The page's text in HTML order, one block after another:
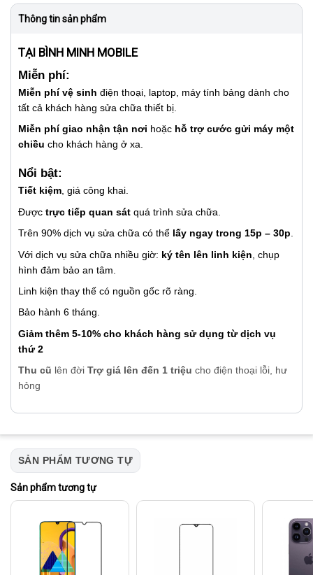
Thông tin sản phẩm
TẠI BÌNH MINH MOBILE
Miễn phí:
Miễn phí vệ sinh điện thoại, laptop, máy tính bảng dành cho
tất cả khách hàng sửa chữa thiết bị.
Miễn phí giao nhận tận nơi hoặc hỗ trợ cước gửi máy một
chiều cho khách hàng ở xa.
Nổi bật:
Tiết kiệm, giá công khai.
Được trực tiếp quan sát quá trình sửa chữa.
Trên 90% dịch vụ sửa chữa có thể lấy ngay trong 15p – 30p.
Với dịch vụ sửa chữa nhiều giờ: ký tên lên linh kiện , chụp
hình đảm bảo an tâm.
Linh kiện thay thế có nguồn gốc rõ ràng.
Bảo hành 6 tháng.
Giảm thêm 5-10% cho khách hàng sử dụng từ dịch vụ
thứ 2
Thu cũ lên đời Trợ giá lên đến 1 triệu cho điện thoại lỗi, hư
hỏng
SẢN PHẨM TƯƠNG TỰ
Sản phẩm tương tự